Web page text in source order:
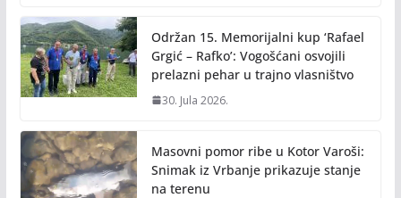
Održan 15. Memorijalni kup ‘Rafael
Grgić – Rafko’: Vogošćani osvojili
prelazni pehar u trajno vlasništvo
30. Jula 2026.
Masovni pomor ribe u Kotor Varoši:
Snimak iz Vrbanje prikazuje stanje
na terenu